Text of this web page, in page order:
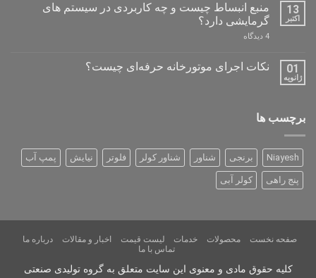
7
گام
ساده
در
نگهداری
پمپ‌ها
نشده
13
اکتبر
منبع انبساط چیست و چه کاربردی در سیستم های
گرمایشی دارد؟
4 دیدگاه
چیست
و
01
ژانویه
نکات اجرای موتورخانه حرفه‌ای چیست؟
اجرای موتورخانهبرچسب ها
Niayesh برنجی شناور شناور کولر فلوتر نیایش پمپ آب
پنج راهی کولر آبی
صفحه نخست محصولات خدمات لیست قیمت اخبار و مقالات
درباره ما
تماس با ما
کلیه حقوق مادی و معنوی این سایت متعلق به گروه تولیدی صنعتی